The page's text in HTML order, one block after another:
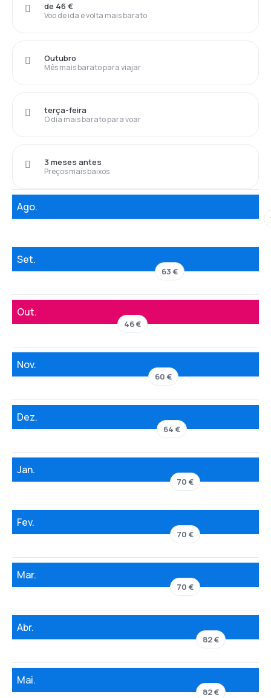
Voo de ida e volta mais barato
de 46 €
Mês mais barato para viajar
Outubro
O dia mais barato para voar
terça-feira
Preços mais baixos
3 meses antes
Ago.
Set.
63 €
Out.
46 €
Nov.
60 €
Dez.
64 €
Jan.
70 €
Fev.
70 €
Mar.
70 €
Abr.
82 €
Mai.
82 €